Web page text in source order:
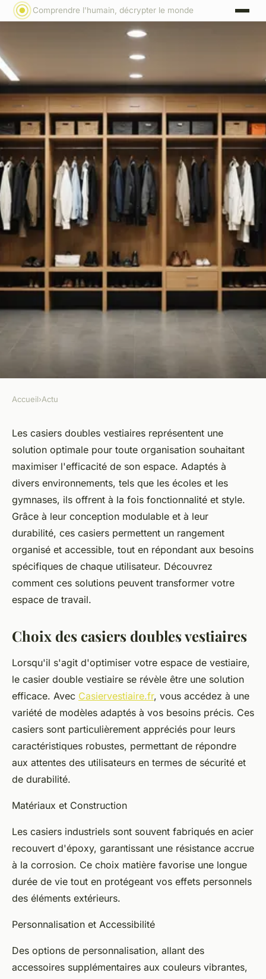
Comprendre l'humain, décrypter le monde
Casiers doubles vestiaires : le
choix idéal pour l'organisation
Maxence•22 juillet 2025• 4 min de lecture
Accueil›Actu
Les casiers doubles vestiaires représentent une
solution optimale pour toute organisation souhaitant
maximiser l'efficacité de son espace. Adaptés à
divers environnements, tels que les écoles et les
gymnases, ils offrent à la fois fonctionnalité et style.
Grâce à leur conception modulable et à leur
durabilité, ces casiers permettent un rangement
organisé et accessible, tout en répondant aux besoins
spécifiques de chaque utilisateur. Découvrez
comment ces solutions peuvent transformer votre
espace de travail.
Choix des casiers doubles vestiaires
Lorsqu'il s'agit d'optimiser votre espace de vestiaire,
le casier double vestiaire se révèle être une solution
efficace. Avec Casiervestiaire.fr, vous accédez à une
variété de modèles adaptés à vos besoins précis. Ces
casiers sont particulièrement appréciés pour leurs
caractéristiques robustes, permettant de répondre
aux attentes des utilisateurs en termes de sécurité et
de durabilité.
Matériaux et Construction
Les casiers industriels sont souvent fabriqués en acier
recouvert d'époxy, garantissant une résistance accrue
à la corrosion. Ce choix matière favorise une longue
durée de vie tout en protégeant vos effets personnels
des éléments extérieurs.
Personnalisation et Accessibilité
Des options de personnalisation, allant des
accessoires supplémentaires aux couleurs vibrantes,